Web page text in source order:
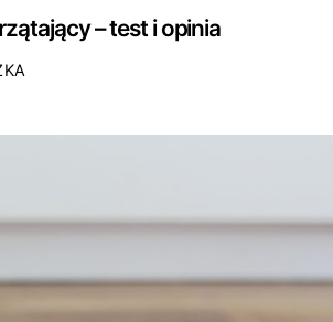
– test i opinia